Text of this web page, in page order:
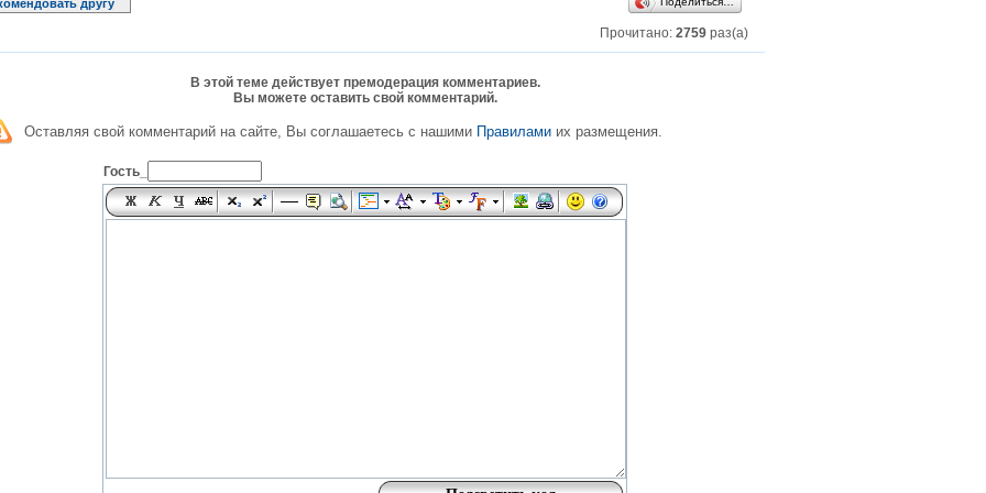
другу
Прочитано: 2759 раз(а)
В этой теме действует премодерация комментариев.
Вы можете оставить свой комментарий.
Оставляя свой комментарий на сайте, Вы соглашаетесь с нашими Правилами их размещения.
Гость_